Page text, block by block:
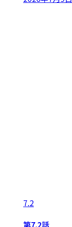
7.2
第7.2話